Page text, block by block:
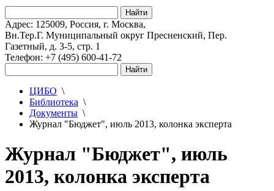
Адрес: 125009, Россия, г. Москва,
Вн.Тер.Г. Муниципальный округ Пресненский, Пер.
Газетный, д. 3-5, стр. 1
Телефон: +7 (495) 600-41-72
ЦИБО \
Библиотека \
Документы \
Журнал "Бюджет", июль 2013, колонка эксперта
Журнал "Бюджет", июль
2013, колонка эксперта